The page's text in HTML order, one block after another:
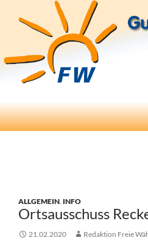
Freie Wähler Greven e.V.
Suchen
ZUM
ALLGEMEIN, INFO
Ortsausschuss
21.02.2020 Redaktion Freie